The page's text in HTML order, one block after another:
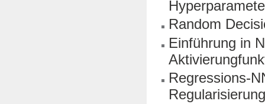
Random
Einführung in
Regressions-